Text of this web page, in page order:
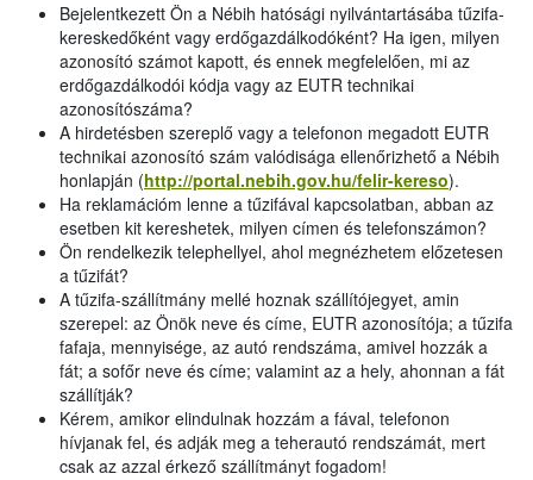
Bejelentkezett Ön a Nébih hatósági nyilvántartásába tűzifa-
kereskedőként vagy erdőgazdálkodóként? Ha igen, milyen
azonosító számot kapott, és ennek megfelelően, mi az
erdőgazdálkodói kódja vagy az EUTR technikai
azonosítószáma?
A hirdetésben szereplő vagy a telefonon megadott EUTR
technikai azonosító szám valódisága ellenőrizhető a Nébih
honlapján (http://portal.nebih.gov.hu/felir-kereso).
Ha reklamációm lenne a tűzifával kapcsolatban, abban az
esetben kit kereshetek, milyen címen és telefonszámon?
Ön rendelkezik telephellyel, ahol megnézhetem előzetesen
a tűzifát?
A tűzifa-szállítmány mellé hoznak szállítójegyet, amin
szerepel: az Önök neve és címe, EUTR azonosítója; a tűzifa
fafaja, mennyisége, az autó rendszáma, amivel hozzák a
fát; a sofőr neve és címe; valamint az a hely, ahonnan a fát
szállítják?
Kérem, amikor elindulnak hozzám a fával, telefonon
hívjanak fel, és adják meg a teherautó rendszámát, mert
csak az azzal érkező szállítmányt fogadom!